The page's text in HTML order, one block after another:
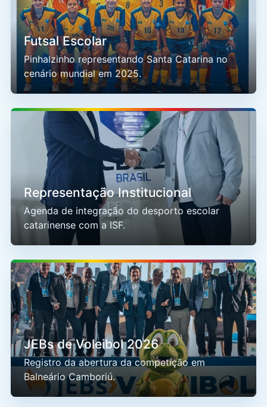
Futsal Escolar
Pinhalzinho representando Santa Catarina no
cenário mundial em 2025.
Representação Institucional
Agenda de integração do desporto escolar
catarinense com a ISF.
JEBs de Voleibol 2026
Registro da abertura da competição em
Balneário Camboriú.